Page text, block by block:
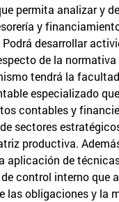
permita analizar y
y
desarrollar
de la
tendrá la
especializado
contables y
sectores
productiva.
aplicación de
control interno que
las obligaciones y la